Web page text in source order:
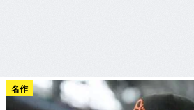
名作